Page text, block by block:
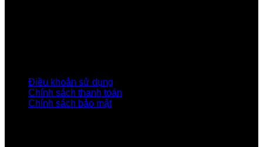
Điều khoản sử dụng
Chính sách thanh toán
Chính sách bảo mật